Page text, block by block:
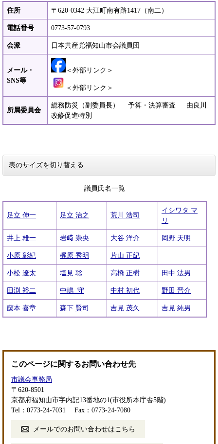
住所
〒620-0342 大江町南有路1417（南二）
電話番号 0773-57-0793
会派 日本共産党福知山市会議員団
メール・
SNS等
＜外部リンク＞
＜外部リンク＞
所属委員会
総務防災（副委員長） 予算・決算審査 由良川
改修促進特別
表のサイズを切り替える
議員氏名一覧
足立 伸一 足立 治之 荒川 浩司
イシワタ マ
リ
井上 雄一 岩﨑 崇央 大谷 洋介 岡野 天明
小原 彰紀 梶原 秀明 片山 正紀
小松 遼太 塩見 聡 高橋 正樹 田中 法男
田渕 裕二 中嶋 守 中村 初代 野田 晋介
藤本 喜章 森下 賢司 吉見 茂久 吉見 純男
このページに関するお問い合わせ先
市議会事務局
〒620-8501
京都府福知山市字内記13番地の1(市役所本庁舎5階)
Tel：0773-24-7031
Fax：0773-24-7080
メールでのお問い合わせはこちら